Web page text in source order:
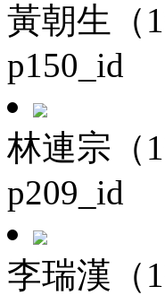
黃朝生（
p150_id
林連宗（
p209_id
李瑞漢（